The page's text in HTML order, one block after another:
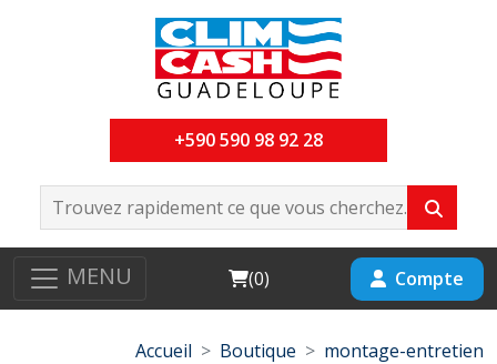
+590 590 98 92 28
MENU Cart
(0) Compte
Accueil Boutique
montage-entretien